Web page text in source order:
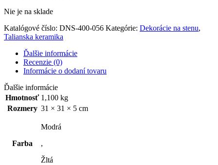
Nie je na sklade
Katalógové číslo: DNS-400-056 Kategórie: Dekorácie na stenu,
Talianska keramika
Ďalšie informácie
Recenzie (0)
Informácie o dodaní tovaru
Ďalšie informácie
Hmotnosť 1,100 kg
Rozmery 31 × 31 × 5 cm
Farba
Modrá
,
Žltá